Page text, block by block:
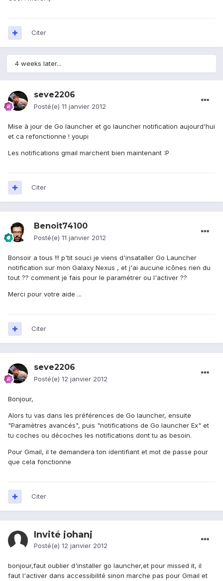
Citer
4 weeks later...
seve2206
Posté(e) 11 janvier 2012
Mise à jour de Go launcher et go launcher notification aujourd'hui
et ca refonctionne ! youpi
Les notifications gmail marchent bien maintenant :P
Citer
Benoit74100
Posté(e) 11 janvier 2012
Bonsoir a tous !!! p'tit souci je viens d'insataller Go Launcher
notification sur mon Galaxy Nexus , et j'ai aucune icônes rien du
tout ?? comment je fais pour le paramétrer ou l'activer ??
Merci pour votre aide ...
Citer
seve2206
Posté(e) 12 janvier 2012
Bonjour,
Alors tu vas dans les préférences de Go launcher, ensuite
"Paramètres avancés", puis "notifications de Go launcher Ex" et
tu coches ou décoches les notifications dont tu as besoin.
Pour Gmail, il te demandera ton identifiant et mot de passe pour
que cela fonctionne
Citer
Invité johanj
Posté(e) 12 janvier 2012
bonjour,faut oublier d'installer go launcher,et pour missed it, il
faut l'activer dans accessibilité sinon marche pas pour Gmail et